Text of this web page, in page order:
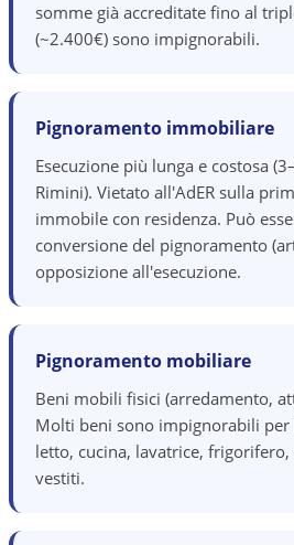
somme già accreditate fino al
(~2.400€) sono impignorabili.
Pignoramento immobiliare
Esecuzione più lunga e costosa
Rimini). Vietato all'AdER sulla
immobile con residenza. Può
conversione del pignoramento
opposizione all'esecuzione.
Pignoramento mobiliare
Beni mobili fisici (arredamento,
Molti beni sono impignorabili per
letto, cucina, lavatrice,
vestiti.